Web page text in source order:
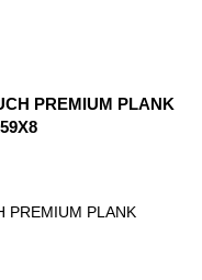
PREMIUM PLANK